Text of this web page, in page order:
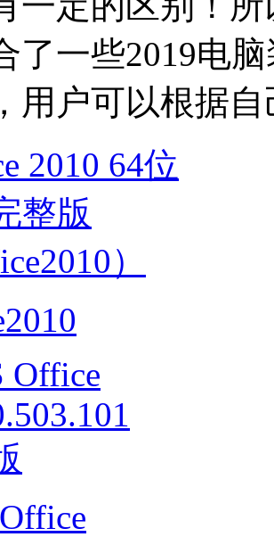
了一些2019电
用户可以根据